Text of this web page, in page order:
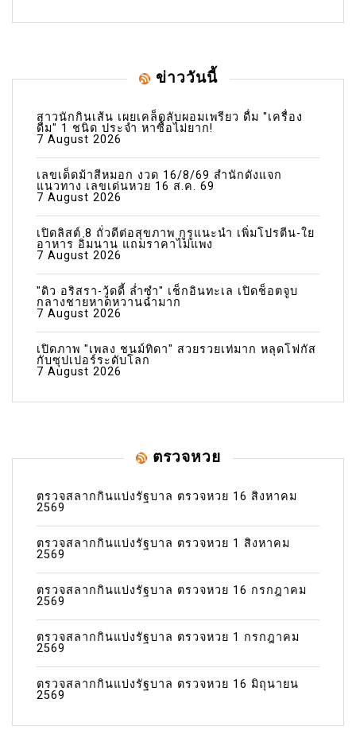
ข่าววันนี้
สาวนักกินเส้น เผยเคล็ดลับผอมเพรียว ดื่ม "เครื่อง
ดื่ม" 1 ชนิด ประจำ หาซื้อไม่ยาก!
7 August 2026
เลขเด็ดม้าสีหมอก งวด 16/8/69 สำนักดังแจก
แนวทาง เลขเด่นหวย 16 ส.ค. 69
7 August 2026
เปิดลิสต์ 8 ถั่วดีต่อสุขภาพ กูรูแนะนำ เพิ่มโปรตีน-ใย
อาหาร อิ่มนาน แถมราคาไม่แพง
7 August 2026
"ดิว อริสรา-วู้ดดี้ ล่ำซำ" เช็กอินทะเล เปิดช็อตจูบ
กลางชายหาดหวานฉ่ำมาก
7 August 2026
เปิดภาพ "เพลง ชนม์ทิดา" สวยรวยเท่มาก หลุดโฟกัส
กับซุปเปอร์ระดับโลก
7 August 2026
ตรวจหวย
ตรวจสลากกินแบ่งรัฐบาล ตรวจหวย 16 สิงหาคม
2569
ตรวจสลากกินแบ่งรัฐบาล ตรวจหวย 1 สิงหาคม
2569
ตรวจสลากกินแบ่งรัฐบาล ตรวจหวย 16 กรกฎาคม
2569
ตรวจสลากกินแบ่งรัฐบาล ตรวจหวย 1 กรกฎาคม
2569
ตรวจสลากกินแบ่งรัฐบาล ตรวจหวย 16 มิถุนายน
2569